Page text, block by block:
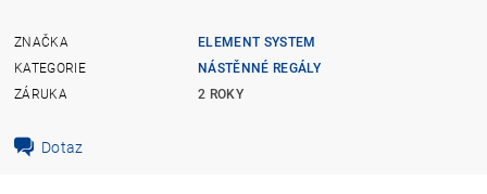
ZNAČKA
ELEMENT SYSTEM
KATEGORIE
NÁSTĚNNÉ REGÁLY
ZÁRUKA
2 ROKY
Dotaz